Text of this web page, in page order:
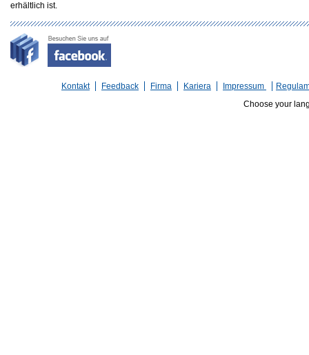
erhältlich ist.
Kontakt Feedback Firma Kariera Impressum
Choose your